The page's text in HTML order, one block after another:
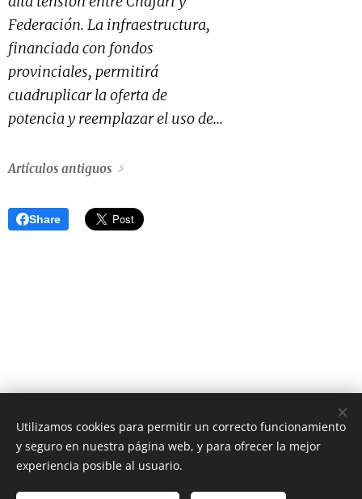
Federación. La infraestructura,
financiada con fondos
provinciales, permitirá
cuadruplicar la oferta de
potencia y reemplazar el uso de...
Artículos antiguos
Share
AS Digital News
El periódico digital que estabas esperando
Utilizamos cookies para permitir un correcto funcionamiento
y seguro en nuestra página web, y para ofrecer la mejor
experiencia posible al usuario.